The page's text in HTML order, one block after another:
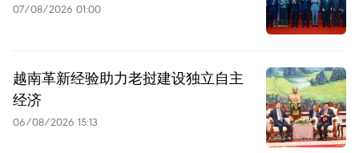
07/08/2026 01:00
越南革新经验助力老挝建设独立自主
经济
06/08/2026 15:13